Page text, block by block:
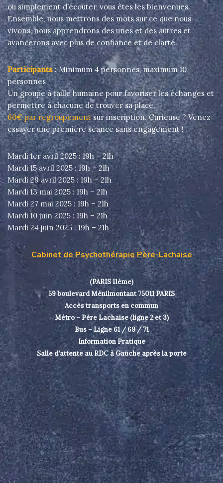
ou simplement d’écouter, vous êtes les bienvenues.
Ensemble, nous mettrons des mots sur ce que nous
vivons, nous apprendrons des unes et des autres et
avancerons avec plus de confiance et de clarté.
Participants : Minimum 4 personnes, maximum 10
personnes
Un groupe à taille humaine pour favoriser les échanges et
permettre à chacune de trouver sa place.
60€ par regroupementsur inscription. Curieuse ? Venez
essayer une première séance sans engagement !
Mardi 1er avril 2025 : 19h – 21h
Mardi 15 avril 2025 : 19h – 21h
Mardi 29 avril 2025 : 19h – 21h
Mardi 13 mai 2025 : 19h – 21h
Mardi 27 mai 2025 : 19h – 21h
Mardi 10 juin 2025 : 19h – 21h
Mardi 24 juin 2025 : 19h – 21h
Cabinet de Psychothérapie Père-Lachaise
(PARIS 11ème)
59 boulevard Ménilmontant 75011 PARIS
Accès transports en commun
Métro – Père Lachaise (ligne 2 et 3)
Bus – Ligne 61 / 69 / 71
Information Pratique
Salle d’attente au RDC à Gauche après la porte